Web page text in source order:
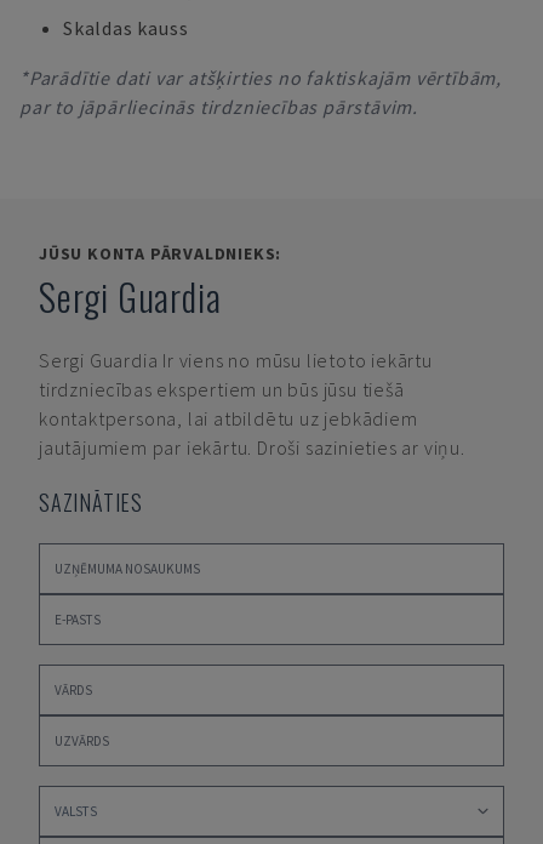
Skaldas kauss
*Parādītie dati var atšķirties no faktiskajām vērtībām,
par to jāpārliecinās tirdzniecības pārstāvim.
JŪSU KONTA PĀRVALDNIEKS:
Sergi Guardia
Sergi Guardia Ir viens no mūsu lietoto iekārtu
tirdzniecības ekspertiem un būs jūsu tiešā
kontaktpersona, lai atbildētu uz jebkādiem
jautājumiem par iekārtu. Droši sazinieties ar viņu.
SAZINĀTIES